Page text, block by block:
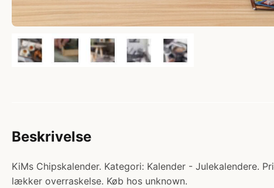
Beskrivelse
KiMs Chipskalender. Kategori: Kalender - Julekalendere.
lækker overraskelse. Køb hos unknown.